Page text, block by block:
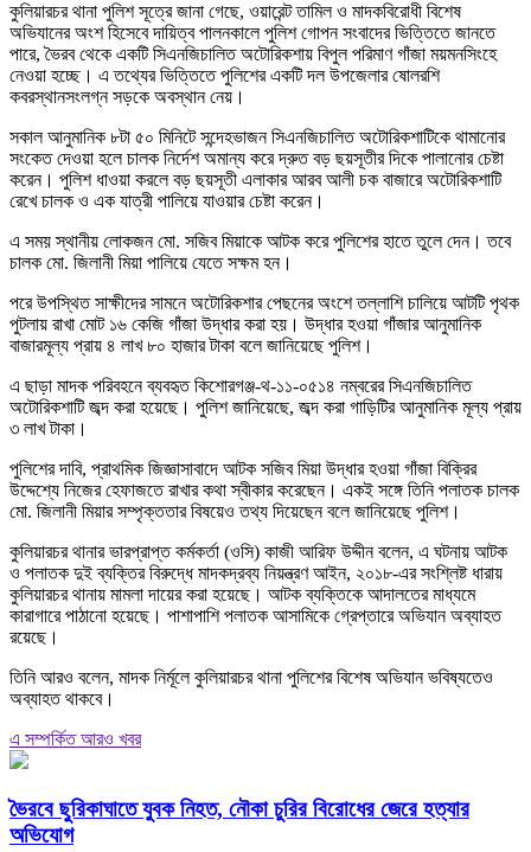
কুলিয়ারচর থানা পুলিশ সূত্রে জানা গেছে, ওয়ারেন্ট তামিল ও মাদকবিরোধী বিশেষ
অভিযানের অংশ হিসেবে দায়িত্ব পালনকালে পুলিশ গোপন সংবাদের ভিত্তিতে জানতে
পারে, ভৈরব থেকে একটি সিএনজিচালিত অটোরিকশায় বিপুল পরিমাণ গাঁজা ময়মনসিংহে
নেওয়া হচ্ছে। এ তথ্যের ভিত্তিতে পুলিশের একটি দল উপজেলার ষোলরশি
কবরস্থানসংলগ্ন সড়কে অবস্থান নেয়।
সকাল আনুমানিক ৮টা ৫০ মিনিটে সন্দেহভাজন সিএনজিচালিত অটোরিকশাটিকে থামানোর
সংকেত দেওয়া হলে চালক নির্দেশ অমান্য করে দ্রুত বড় ছয়সূতীর দিকে পালানোর চেষ্টা
করেন। পুলিশ ধাওয়া করলে বড় ছয়সূতী এলাকার আরব আলী চক বাজারে অটোরিকশাটি
রেখে চালক ও এক যাত্রী পালিয়ে যাওয়ার চেষ্টা করেন।
এ সময় স্থানীয় লোকজন মো. সজিব মিয়াকে আটক করে পুলিশের হাতে তুলে দেন। তবে
চালক মো. জিলানী মিয়া পালিয়ে যেতে সক্ষম হন।
পরে উপস্থিত সাক্ষীদের সামনে অটোরিকশার পেছনের অংশে তল্লাশি চালিয়ে আটটি পৃথক
পুটলায় রাখা মোট ১৬ কেজি গাঁজা উদ্ধার করা হয়। উদ্ধার হওয়া গাঁজার আনুমানিক
বাজারমূল্য প্রায় ৪ লাখ ৮০ হাজার টাকা বলে জানিয়েছে পুলিশ।
এ ছাড়া মাদক পরিবহনে ব্যবহৃত কিশোরগঞ্জ-থ-১১-০৫১৪ নম্বরের সিএনজিচালিত
অটোরিকশাটি জব্দ করা হয়েছে। পুলিশ জানিয়েছে, জব্দ করা গাড়িটির আনুমানিক মূল্য প্রায়
৩ লাখ টাকা।
পুলিশের দাবি, প্রাথমিক জিজ্ঞাসাবাদে আটক সজিব মিয়া উদ্ধার হওয়া গাঁজা বিক্রির
উদ্দেশ্যে নিজের হেফাজতে রাখার কথা স্বীকার করেছেন। একই সঙ্গে তিনি পলাতক চালক
মো. জিলানী মিয়ার সম্পৃক্ততার বিষয়েও তথ্য দিয়েছেন বলে জানিয়েছে পুলিশ।
কুলিয়ারচর থানার ভারপ্রাপ্ত কর্মকর্তা (ওসি) কাজী আরিফ উদ্দীন বলেন, এ ঘটনায় আটক
ও পলাতক দুই ব্যক্তির বিরুদ্ধে মাদকদ্রব্য নিয়ন্ত্রণ আইন, ২০১৮-এর সংশ্লিষ্ট ধারায়
কুলিয়ারচর থানায় মামলা দায়ের করা হয়েছে। আটক ব্যক্তিকে আদালতের মাধ্যমে
কারাগারে পাঠানো হয়েছে। পাশাপাশি পলাতক আসামিকে গ্রেপ্তারে অভিযান অব্যাহত
রয়েছে।
তিনি আরও বলেন, মাদক নির্মূলে কুলিয়ারচর থানা পুলিশের বিশেষ অভিযান ভবিষ্যতেও
অব্যাহত থাকবে।
এ সম্পর্কিত আরও খবর
ভৈরবে ছুরিকাঘাতে যুবক নিহত, নৌকা চুরির বিরোধের জেরে হত্যার
অভিযোগ